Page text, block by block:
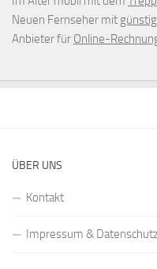
Neuen Fernseher mit
Anbieter für Online-
ÜBER UNS
Kontakt
Impressum &